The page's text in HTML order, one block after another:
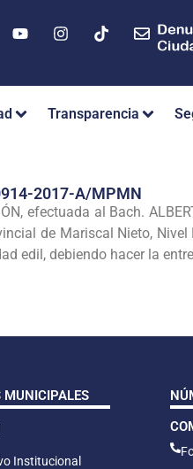
Transparencia
2017-A/MPMN
efectuada al Bach.
de Mariscal Nieto,
edil, debiendo hacer la
Institucional